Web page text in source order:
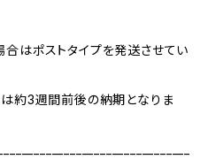
はポストタイプを発送させてい
約3週間前後の納期となりま